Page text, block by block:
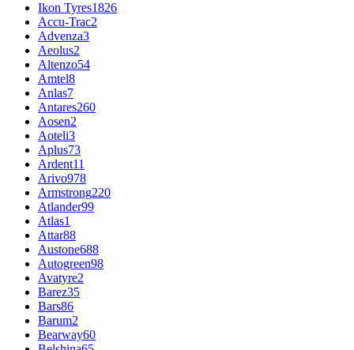
Ikon Tyres1826
Accu-Trac2
Advenza3
Aeolus2
Altenzo54
Amtel8
Anlas7
Antares260
Aosen2
Aoteli3
Aplus73
Ardent11
Arivo978
Armstrong220
Atlander99
Atlas1
Attar88
Austone688
Autogreen98
Avatyre2
Barez35
Bars86
Barum2
Bearway60